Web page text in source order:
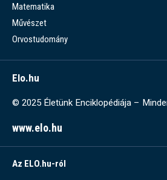
Matematika
Művészet
Orvostudomány
Elo.hu
© 2025 Életünk Enciklopédiája –
www.elo.hu
Az ELO.hu-ról